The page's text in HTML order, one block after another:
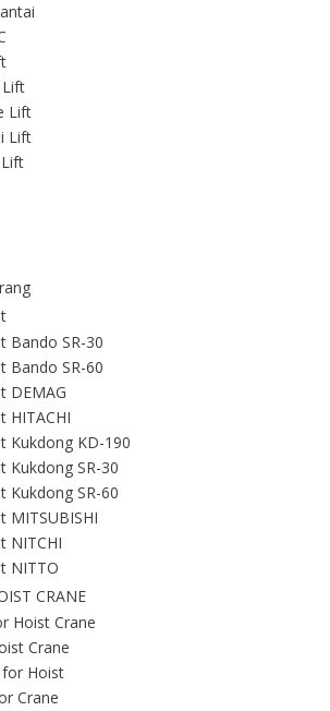
Lift
Lift
Lift
Bando SR-30
Bando SR-60
DEMAG
HITACHI
Kukdong KD-190
Kukdong SR-30
Kukdong SR-60
MITSUBISHI
NITCHI
NITTO
CRANE
Hoist Crane
Crane
for Hoist
Crane